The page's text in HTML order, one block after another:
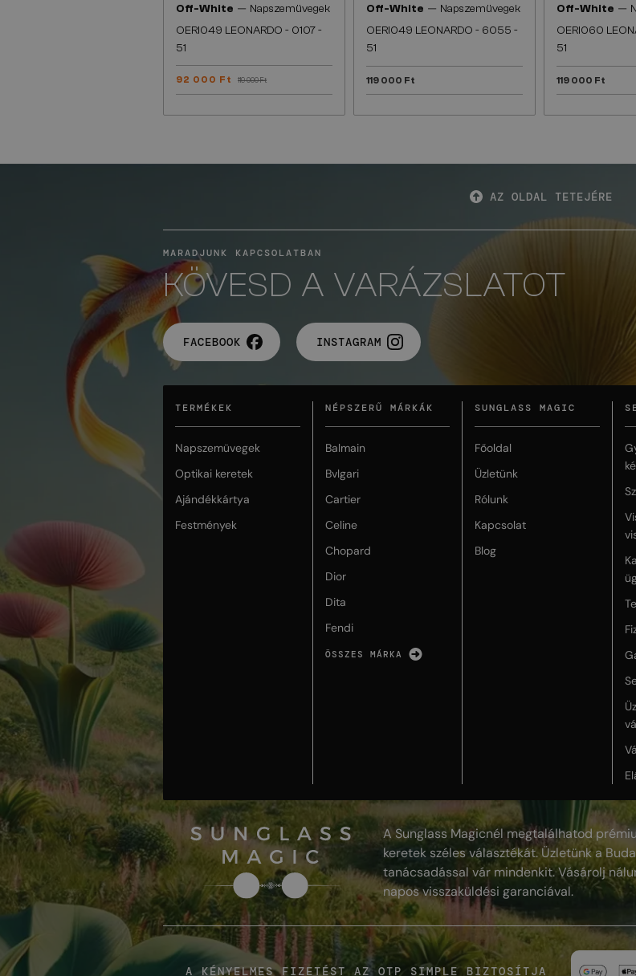
Off-White — Napszemüvegek
OERI049 LEONARDO - 0107 -
51
92 000 Ft 119 000 Ft
Off-White — Napszemüvegek
OERI049 LEONARDO - 6055 -
51
119 000 Ft
Off-White —
OERI060
51
119 000 Ft
AZ OLDAL TETEJÉRE
MARADJUNK KAPCSOLATBAN
KÖVESD A VARÁZSLATOT
FACEBOOK INSTAGRAM
TERMÉKEK
Napszemüvegek
Optikai keretek
Ajándékkártya
Festmények
NÉPSZERŰ MÁRKÁK
Balmain
Bvlgari
Cartier
Celine
Chopard
Dior
Dita
Fendi
ÖSSZES MÁRKA
SUNGLASS MAGIC
Főoldal
Üzletünk
Rólunk
Kapcsolat
Blog
A Sunglass Magicnél megtalálhatod
keretek széles választékát. Üzletünk a
tanácsadással vár mindenkit. Vásárolj
napos visszaküldési garanciával.
A KÉNYELMES FIZETÉST AZ OTP SIMPLE BIZTOSÍTJA